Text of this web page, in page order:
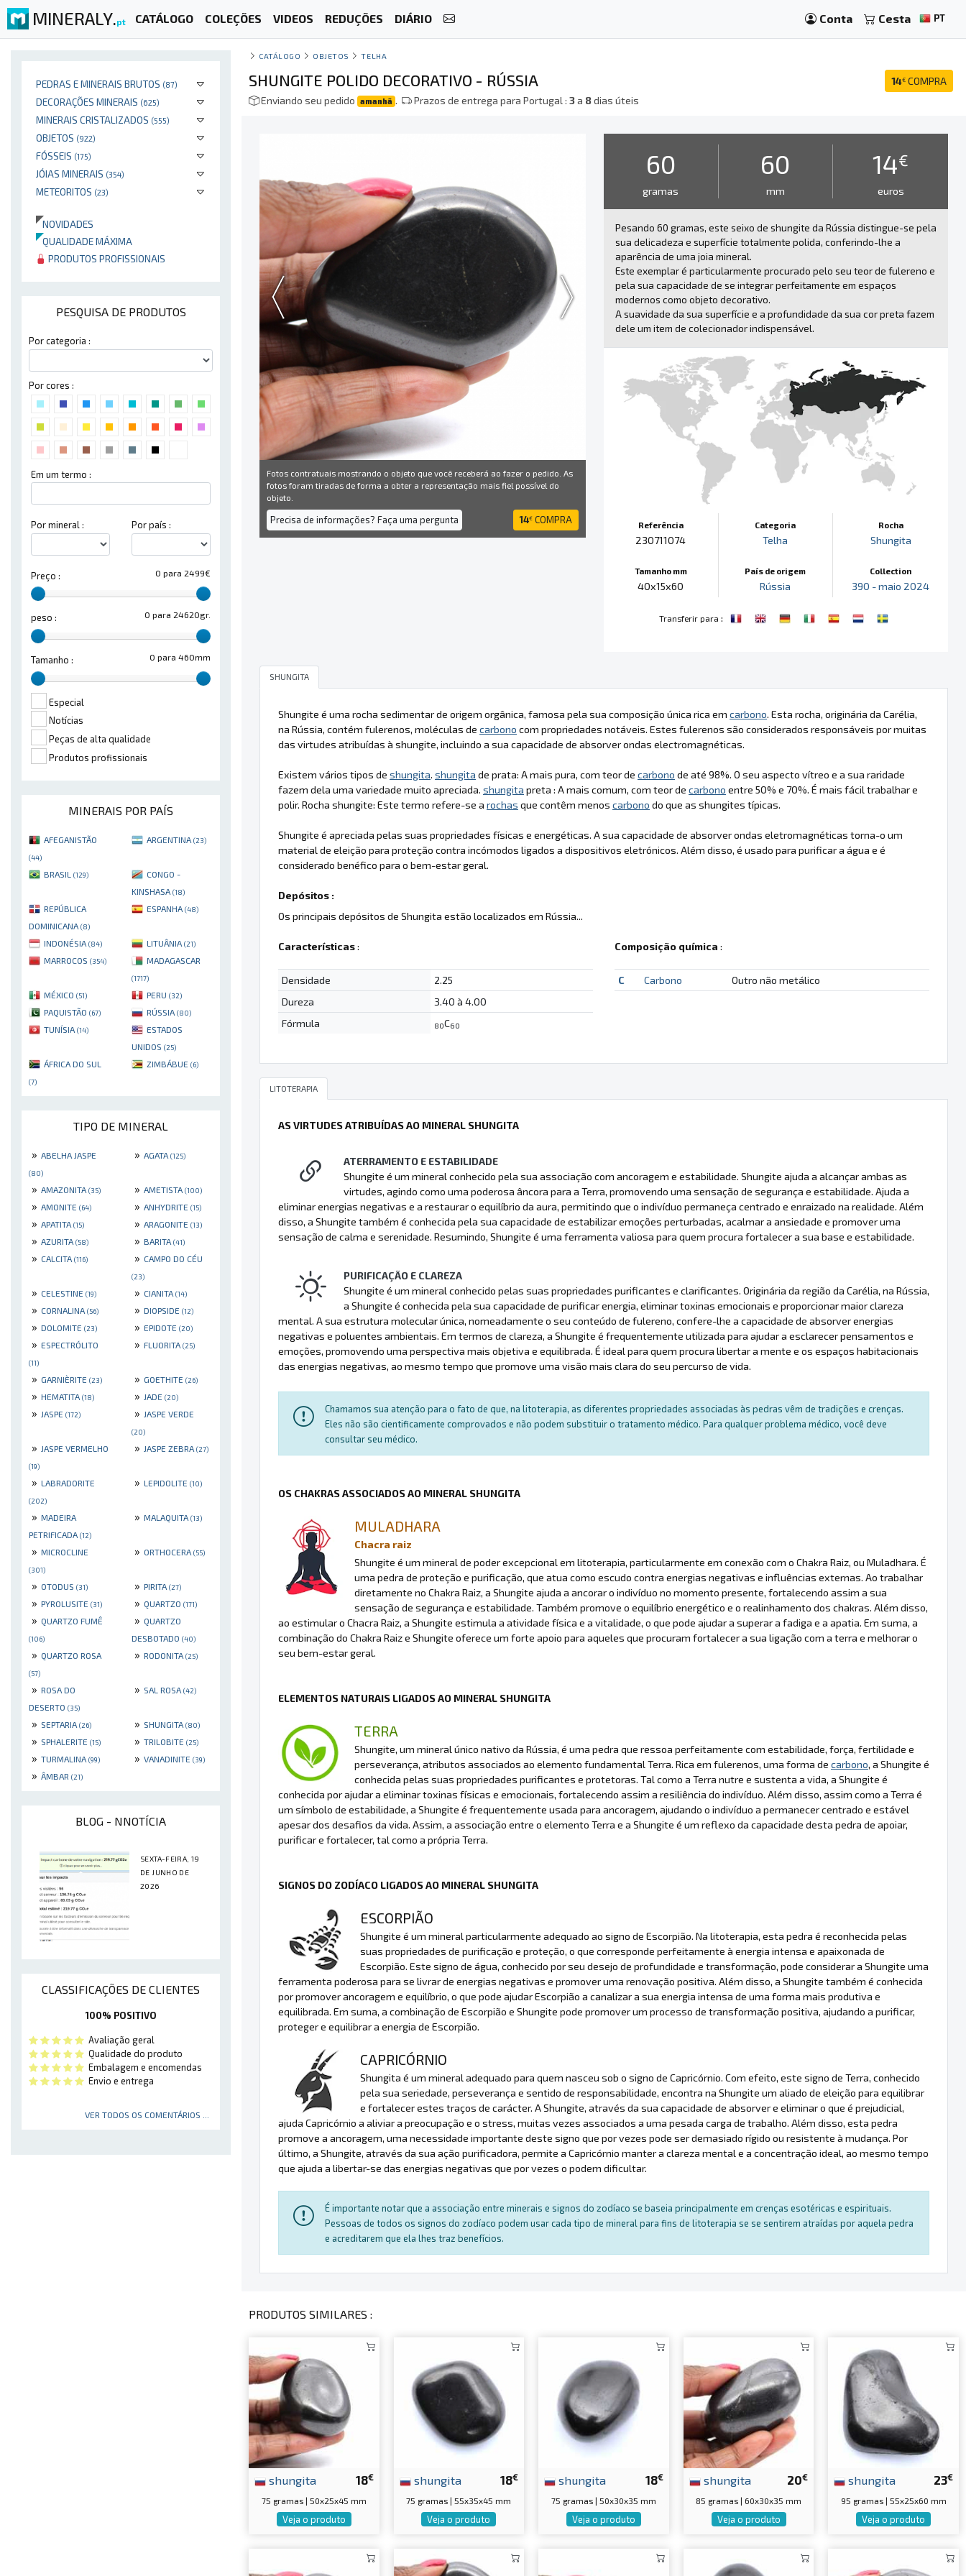
MINERALY.pt CATÁLOGO COLEÇÕES VIDEOS REDUÇÕES DIÁRIO Conta Cesta PT
PEDRAS E MINERAIS BRUTOS (87)
DECORAÇÕES MINERAIS (625)
MINERAIS CRISTALIZADOS (555)
OBJETOS (922)
FÓSSEIS (175)
JÓIAS MINERAIS (354)
METEORITOS (23)
NOVIDADES
QUALIDADE MÁXIMA
PRODUTOS PROFISSIONAIS
PESQUISA DE PRODUTOS
Por categoria :
Por cores :
Em um termo :
Por mineral : Por país :
0 para 2499€
Preço :
0 para 24620gr.
peso :
0 para 460mm
Tamanho :
Especial
Notícias
Peças de alta qualidade
Produtos profissionais
MINERAIS POR PAÍS
AFEGANISTÃO
(44)
ARGENTINA (23)
BRASIL (129)
CONGO -
KINSHASA (18)
REPÚBLICA
DOMINICANA (8)
ESPANHA (48)
INDONÉSIA (84) LITUÂNIA (21)
MARROCOS (354) MADAGASCAR
(1717)
MÉXICO (51) PERU (32)
PAQUISTÃO (67) RÚSSIA (80)
TUNÍSIA (14)
ESTADOS
UNIDOS (25)
ÁFRICA DO SUL
(7)
ZIMBÁBUE (6)
TIPO DE MINERAL
» ABELHA JASPE
(80)
» AGATA (125)
» AMAZONITA (35) » AMETISTA (100)
» AMONITE (64) » ANHYDRITE (15)
» APATITA (15) » ARAGONITE (13)
» AZURITA (58) » BARITA (41)
» CALCITA (116) » CAMPO DO CÉU
(23)
» CELESTINE (19) » CIANITA (14)
» CORNALINA (56) » DIOPSIDE (12)
» DOLOMITE (23) » EPIDOTE (20)
» ESPECTRÓLITO
(11)
» FLUORITA (25)
» GARNIÈRITE (23) » GOETHITE (26)
» HEMATITA (18) » JADE (20)
» JASPE (172) » JASPE VERDE
(20)
» JASPE VERMELHO
(19)
» JASPE ZEBRA (27)
» LABRADORITE
(202)
» LEPIDOLITE (10)
» MADEIRA
PETRIFICADA (12)
» MALAQUITA (13)
» MICROCLINE
(301)
» ORTHOCERA (55)
» OTODUS (31) » PIRITA (27)
» PYROLUSITE (31) » QUARTZO (171)
» QUARTZO FUMÊ
(106)
» QUARTZO
DESBOTADO (40)
» QUARTZO ROSA
(57)
» RODONITA (25)
» ROSA DO
DESERTO (35)
» SAL ROSA (42)
» SEPTARIA (26) » SHUNGITA (80)
» SPHALERITE (15) » TRILOBITE (25)
» TURMALINA (99) » VANADINITE (39)
» ÂMBAR (21)
BLOG - NNOTÍCIA
SEXTA-FEIRA, 19
DE JUNHO DE
2026
CLASSIFICAÇÕES DE CLIENTES
100% POSITIVO
Avaliação geral
Qualidade do produto
Embalagem e encomendas
Envio e entrega
VER TODOS OS COMENTÁRIOS ...
CATÁLOGO OBJETOS TELHA
14€ COMPRA
SHUNGITE POLIDO DECORATIVO - RÚSSIA
Enviando seu pedido amanhã . Prazos de entrega para Portugal :3a 8dias úteis
Fotos contratuais mostrando o objeto que você receberá ao fazer o pedido. As
fotos foram tiradas de forma a obter a representação mais fiel possível do
objeto.
Precisa de informações? Faça uma pergunta 14€ COMPRA
60
gramas
60
mm
14€
euros
Pesando 60 gramas, este seixo de shungite da Rússia distingue-se pela
sua delicadeza e superfície totalmente polida, conferindo-lhe a
aparência de uma joia mineral.
Este exemplar é particularmente procurado pelo seu teor de fulereno e
pela sua capacidade de se integrar perfeitamente em espaços
modernos como objeto decorativo.
A suavidade da sua superfície e a profundidade da sua cor preta fazem
dele um item de colecionador indispensável.
Referência
230711074
Tamanho mm
40x15x60
Categoria
Telha
País de origem
Rússia
Rocha
Shungita
Collection
390 - maio 2024
Transferir para :
SHUNGITA
Shungite é uma rocha sedimentar de origem orgânica, famosa pela sua composição única rica em carbono. Esta rocha, originária da Carélia,
na Rússia, contém fulerenos, moléculas de carbono com propriedades notáveis. Estes fulerenos são considerados responsáveis por muitas
das virtudes atribuídas à shungite, incluindo a sua capacidade de absorver ondas electromagnéticas.
Existem vários tipos de shungita. shungita de prata: A mais pura, com teor de carbono de até 98%. O seu aspecto vítreo e a sua raridade
fazem dela uma variedade muito apreciada. shungita preta : A mais comum, com teor de carbono entre 50% e 70%. É mais fácil trabalhar e
polir. Rocha shungite: Este termo refere-se a rochas que contêm menos carbono do que as shungites típicas.
Shungite é apreciada pelas suas propriedades físicas e energéticas. A sua capacidade de absorver ondas eletromagnéticas torna-o um
material de eleição para proteção contra incómodos ligados a dispositivos eletrónicos. Além disso, é usado para purificar a água e é
considerado benéfico para o bem-estar geral.
Depósitos :
Os principais depósitos de Shungita estão localizados em Rússia...
Características:
Densidade
2.25
Dureza
3.40 à 4.00
Fórmula
80C60
Composição química :
C Carbono Outro não metálico
LITOTERAPIA
AS VIRTUDES ATRIBUÍDAS AO MINERAL SHUNGITA
ATERRAMENTO E ESTABILIDADE
Shungite é um mineral conhecido pela sua associação com ancoragem e estabilidade. Shungite ajuda a alcançar ambas as
virtudes, agindo como uma poderosa âncora para a Terra, promovendo uma sensação de segurança e estabilidade. Ajuda a
eliminar energias negativas e a restaurar o equilíbrio da aura, permitindo que o indivíduo permaneça centrado e enraizado na realidade. Além
disso, a Shungite também é conhecida pela sua capacidade de estabilizar emoções perturbadas, acalmar a ansiedade e promover uma
sensação de calma e serenidade. Resumindo, Shungite é uma ferramenta valiosa para quem procura fortalecer a sua base e estabilidade.
PURIFICAÇÃO E CLAREZA
Shungite é um mineral conhecido pelas suas propriedades purificantes e clarificantes. Originária da região da Carélia, na Rússia,
a Shungite é conhecida pela sua capacidade de purificar energia, eliminar toxinas emocionais e proporcionar maior clareza
mental. A sua estrutura molecular única, nomeadamente o seu conteúdo de fulereno, confere-lhe a capacidade de absorver energias
negativas e poluentes ambientais. Em termos de clareza, a Shungite é frequentemente utilizada para ajudar a esclarecer pensamentos e
emoções, promovendo uma perspectiva mais objetiva e equilibrada. É ideal para quem procura libertar a mente e os espaços habitacionais
das energias negativas, ao mesmo tempo que promove uma visão mais clara do seu percurso de vida.
Chamamos sua atenção para o fato de que, na litoterapia, as diferentes propriedades associadas às pedras vêm de tradições e crenças.
Eles não são cientificamente comprovados e não podem substituir o tratamento médico. Para qualquer problema médico, você deve
consultar seu médico.
OS CHAKRAS ASSOCIADOS AO MINERAL SHUNGITA
MULADHARA
Chacra raiz
Shungite é um mineral de poder excepcional em litoterapia, particularmente em conexão com o Chakra Raiz, ou Muladhara. É
uma pedra de proteção e purificação, que atua como escudo contra energias negativas e influências externas. Ao trabalhar
diretamente no Chakra Raiz, a Shungite ajuda a ancorar o indivíduo no momento presente, fortalecendo assim a sua
sensação de segurança e estabilidade. Também promove o equilíbrio energético e o realinhamento dos chakras. Além disso,
ao estimular o Chacra Raiz, a Shungite estimula a atividade física e a vitalidade, o que pode ajudar a superar a fadiga e a apatia. Em suma, a
combinação do Chakra Raiz e Shungite oferece um forte apoio para aqueles que procuram fortalecer a sua ligação com a terra e melhorar o
seu bem-estar geral.
ELEMENTOS NATURAIS LIGADOS AO MINERAL SHUNGITA
TERRA
Shungite, um mineral único nativo da Rússia, é uma pedra que ressoa perfeitamente com estabilidade, força, fertilidade e
perseverança, atributos associados ao elemento fundamental Terra. Rica em fulerenos, uma forma de carbono, a Shungite é
conhecida pelas suas propriedades purificantes e protetoras. Tal como a Terra nutre e sustenta a vida, a Shungite é
conhecida por ajudar a eliminar toxinas físicas e emocionais, fortalecendo assim a resiliência do indivíduo. Além disso, assim como a Terra é
um símbolo de estabilidade, a Shungite é frequentemente usada para ancoragem, ajudando o indivíduo a permanecer centrado e estável
apesar dos desafios da vida. Assim, a associação entre o elemento Terra e a Shungite é um reflexo da capacidade desta pedra de apoiar,
purificar e fortalecer, tal como a própria Terra.
SIGNOS DO ZODÍACO LIGADOS AO MINERAL SHUNGITA
ESCORPIÃO
Shungite é um mineral particularmente adequado ao signo de Escorpião. Na litoterapia, esta pedra é reconhecida pelas
suas propriedades de purificação e proteção, o que corresponde perfeitamente à energia intensa e apaixonada de
Escorpião. Este signo de água, conhecido por seu desejo de profundidade e transformação, pode considerar a Shungite uma
ferramenta poderosa para se livrar de energias negativas e promover uma renovação positiva. Além disso, a Shungite também é conhecida
por promover ancoragem e equilíbrio, o que pode ajudar Escorpião a canalizar a sua energia intensa de uma forma mais produtiva e
equilibrada. Em suma, a combinação de Escorpião e Shungite pode promover um processo de transformação positiva, ajudando a purificar,
proteger e equilibrar a energia de Escorpião.
CAPRICÓRNIO
Shungita é um mineral adequado para quem nasceu sob o signo de Capricórnio. Com efeito, este signo de Terra, conhecido
pela sua seriedade, perseverança e sentido de responsabilidade, encontra na Shungite um aliado de eleição para equilibrar
e fortalecer estes traços de carácter. A Shungite, através da sua capacidade de absorver e eliminar o que é prejudicial,
ajuda Capricórnio a aliviar a preocupação e o stress, muitas vezes associados a uma pesada carga de trabalho. Além disso, esta pedra
promove a ancoragem, uma necessidade importante deste signo que por vezes pode ser demasiado rígido ou resistente à mudança. Por
último, a Shungite, através da sua ação purificadora, permite a Capricórnio manter a clareza mental e a concentração ideal, ao mesmo tempo
que ajuda a libertar-se das energias negativas que por vezes o podem dificultar.
É importante notar que a associação entre minerais e signos do zodíaco se baseia principalmente em crenças esotéricas e espirituais.
Pessoas de todos os signos do zodíaco podem usar cada tipo de mineral para fins de litoterapia se se sentirem atraídas por aquela pedra
e acreditarem que ela lhes traz benefícios.
PRODUTOS SIMILARES :
18€
shungita
75 gramas | 50x25x45 mm
Veja o produto
18€
shungita
75 gramas | 55x35x45 mm
Veja o produto
18€
shungita
75 gramas | 50x30x35 mm
Veja o produto
20€
shungita
85 gramas | 60x30x35 mm
Veja o produto
23€
shungita
95 gramas | 55x25x60 mm
Veja o produto